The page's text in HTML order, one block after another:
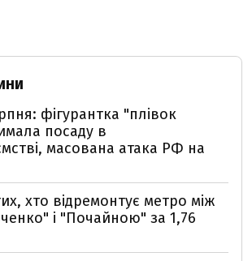
фігурантка "плівок
посаду в
масована атака РФ на
хто відремонтує метро між
і "Почайною" за 1,76